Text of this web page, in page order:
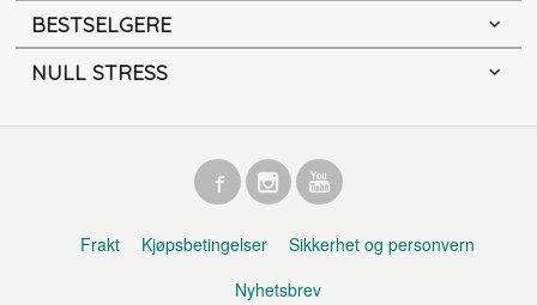
BESTSELGERE
NULL STRESS
Frakt Kjøpsbetingelser
Sikkerhet og personvern
Nyhetsbrev